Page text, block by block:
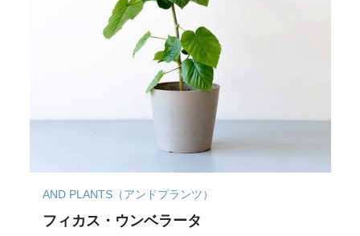
AND PLANTS（アンドプランツ）
フィカス・ウンベラータ